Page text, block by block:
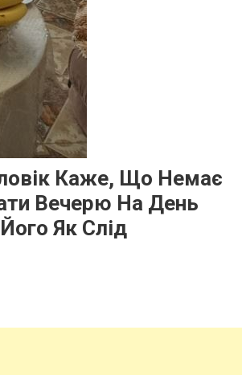
Каже, Що Немає
Вечерю На День
Як Слід